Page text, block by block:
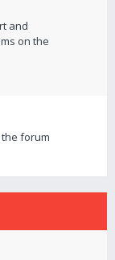
and
on the
forum